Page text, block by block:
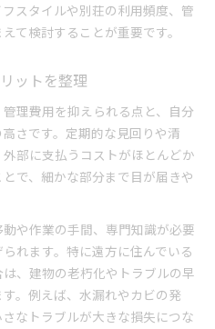
スタイルや別荘の利用頻度、管
て検討することが重要です。
ットを整理
理費用を抑えられる点と、自分
さです。定期的な見回りや清
部に支払うコストがほとんどか
で、細かな部分まで目が届きや
や作業の手間、専門知識が必要
れます。特に遠方に住んでいる
、建物の老朽化やトラブルの早
。例えば、水漏れやカビの発
なトラブルが大きな損失につな